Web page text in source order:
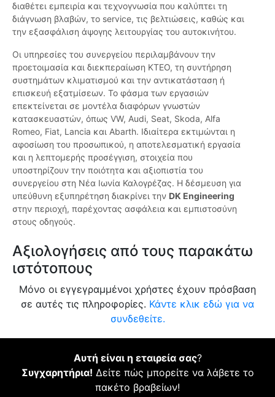
διαθέτει εμπειρία και τεχνογνωσία που καλύπτει τη
διάγνωση βλαβών, το service, τις βελτιώσεις, καθώς και
την εξασφάλιση άψογης λειτουργίας του αυτοκινήτου.
Οι υπηρεσίες του συνεργείου περιλαμβάνουν την
προετοιμασία και διεκπεραίωση ΚΤΕΟ, τη συντήρηση
συστημάτων κλιματισμού και την αντικατάσταση ή
επισκευή εξατμίσεων. Το φάσμα των εργασιών
επεκτείνεται σε μοντέλα διαφόρων γνωστών
κατασκευαστών, όπως VW, Audi, Seat, Skoda, Alfa
Romeo, Fiat, Lancia και Abarth. Ιδιαίτερα εκτιμώνται η
αφοσίωση του προσωπικού, η αποτελεσματική εργασία
και η λεπτομερής προσέγγιση, στοιχεία που
υποστηρίζουν την ποιότητα και αξιοπιστία του
συνεργείου στη Νέα Ιωνία Καλογρέζας. Η δέσμευση για
υπεύθυνη εξυπηρέτηση διακρίνει την DK Engineering
στην περιοχή, παρέχοντας ασφάλεια και εμπιστοσύνη
στους οδηγούς.
Αξιολογήσεις από τους παρακάτω
ιστότοπους
Μόνο οι εγγεγραμμένοι χρήστες έχουν πρόσβαση
σε αυτές τις πληροφορίες. Κάντε κλικ εδώ για να
συνδεθείτε.
Αυτή είναι η εταιρεία σας?
Συγχαρητήρια! Δείτε πώς μπορείτε να λάβετε το
πακέτο βραβείων!